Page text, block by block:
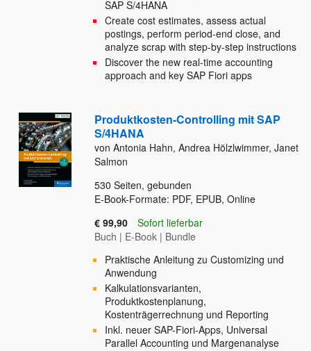
SAP S/4HANA
Create cost estimates, assess actual
postings, perform period-end close, and
analyze scrap with step-by-step instructions
Discover the new real-time accounting
approach and key SAP Fiori apps
Produktkosten-Controlling mit SAP
S/4HANA
von Antonia Hahn, Andrea Hölzlwimmer, Janet
Salmon
530 Seiten, gebunden
E-Book-Formate: PDF, EPUB, Online
€ 99,90
Sofort lieferbar
Buch | E-Book | Bundle
Praktische Anleitung zu Customizing und
Anwendung
Kalkulationsvarianten,
Produktkostenplanung,
Kostenträgerrechnung und Reporting
Inkl. neuer SAP-Fiori-Apps, Universal
Parallel Accounting und Margenanalyse